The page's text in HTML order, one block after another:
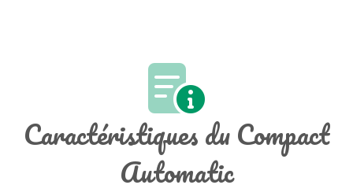
Caractéristiques du Compact
Automatic